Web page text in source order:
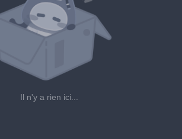
Il n'y a rien ici...